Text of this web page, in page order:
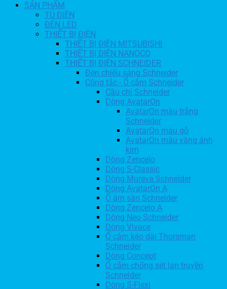
SẢN PHẨM
TỦ ĐIỆN
ĐÈN LED
THIẾT BỊ ĐIỆN
THIẾT BỊ ĐIỆN MITSUBISHI
THIẾT BỊ ĐIỆN NANOCO
THIẾT BỊ ĐIỆN SCHNEIDER
Đèn chiếu sáng Schneider
Công tắc - Ổ cắm Schneider
Cầu chì Schneider
Dòng AvatarOn
AvatarOn màu trắng
Schneider
AvatarOn màu gỗ
AvatarOn màu vàng ánh
kim
Dòng Zencelo
Dòng S-Classic
Dòng Mureva Schneider
Dòng AvatarOn A
Ổ âm sàn Schneider
Dòng Zencelo A
Dòng Neo Schneider
Dòng Vivace
Ổ cắm kéo dài Thorsman
Schneider
Dòng Concept
Ổ cắm chống sét lan truyền
Schneider
Dòng S-Flexi